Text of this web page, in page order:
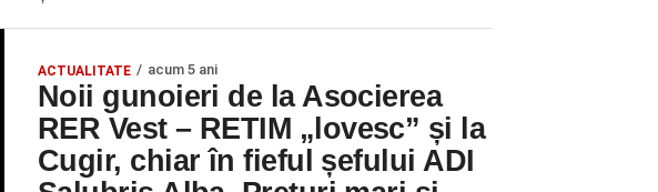
ACTUALITATE acum 5 ani
Noii gunoieri de la Asocierea
RER Vest – RETIM „lovesc” și la
Cugir, chiar în fieful șefului ADI